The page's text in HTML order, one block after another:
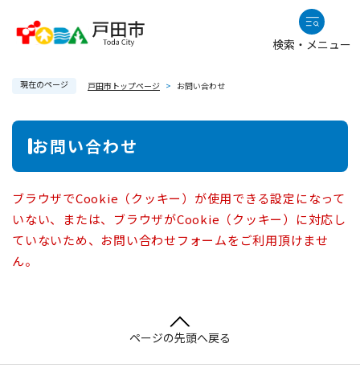
検索・メニュー
現在のページ 戸田市トップページ > お問い合わせ
本
お問い合わせ
ブラウザでCookie（クッキー）が使用できる設定になって
いない、または、ブラウザがCookie（クッキー）に対応し
ていないため、お問い合わせフォームをご利用頂けませ
ん。
ページの先頭へ戻る